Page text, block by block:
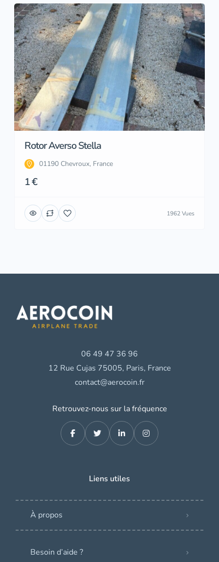
Rotor Averso Stella
01190 Chevroux, France
1 €
1962 Vues
06 49 47 36 96
12 Rue Cujas 75005, Paris, France
contact@aerocoin.fr
Retrouvez-nous sur la fréquence
Liens utiles
À propos
Besoin d’aide ?